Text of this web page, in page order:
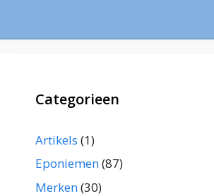
Categorieen
Artikels (1)
Eponiemen(87)
Merken(30)